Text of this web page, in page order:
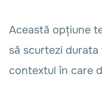
Această opțiune
să scurtezi
contextul în care